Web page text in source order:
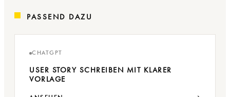
PASSEND DAZU
CHATGPT
USER STORY SCHREIBEN MIT KLARER
VORLAGE